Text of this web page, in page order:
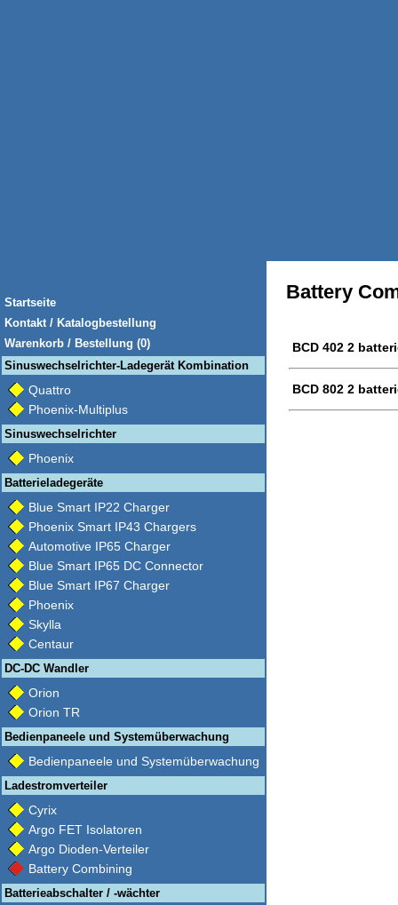
Startseite
Kontakt / Katalogbestellung
Warenkorb / Bestellung (0)
Sinuswechselrichter-Ladegerät Kombination
Quattro
Phoenix-Multiplus
Sinuswechselrichter
Phoenix
Batterieladegeräte
Blue Smart IP22 Charger
Phoenix Smart IP43 Chargers
Automotive IP65 Charger
Blue Smart IP65 DC Connector
Blue Smart IP67 Charger
Phoenix
Skylla
Centaur
DC-DC Wandler
Orion
Orion TR
Bedienpaneele und Systemüberwachung
Bedienpaneele und Systemüberwachung
Ladestromverteiler
Cyrix
Argo FET Isolatoren
Argo Dioden-Verteiler
Battery Combining
Batterieabschalter / -wächter
Battery
BCD 402 2
BCD 802 2